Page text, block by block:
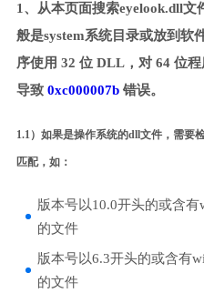
1、从本页面搜索eyelook.dll
般是system系统目录或放到软
序使用 32 位 DLL，对 64 位
导致 0xc000007b错误。
1.1）如果是操作系统的dll文件，需要
匹配，如：
版本号以10.0开头的或含
的文件
版本号以6.3开头的或含有
的文件